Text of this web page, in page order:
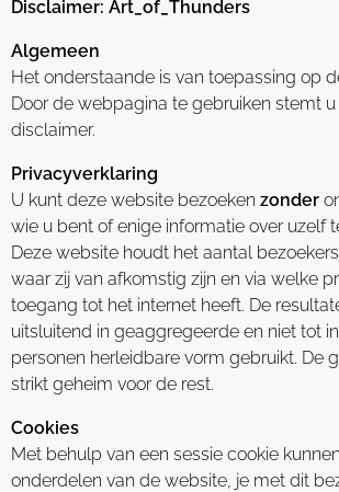
Disclaimer: Art_of_Thunders
Algemeen
Het onderstaande is van toepassing op
Door de webpagina te gebruiken stemt
disclaimer.
Privacyverklaring
U kunt deze website bezoeken zonder
wie u bent of enige informatie over uzelf
Deze website houdt het aantal
waar zij van afkomstig zijn en via welke
toegang tot het internet heeft. De
uitsluitend in geaggregeerde en niet tot
personen herleidbare vorm gebruikt. De
strikt geheim voor de rest.
Cookies
Met behulp van een sessie cookie
onderdelen van de website, je met dit